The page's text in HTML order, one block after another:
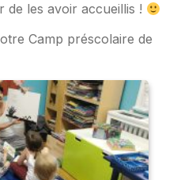
les avoir accueillis !
Camp préscolaire de